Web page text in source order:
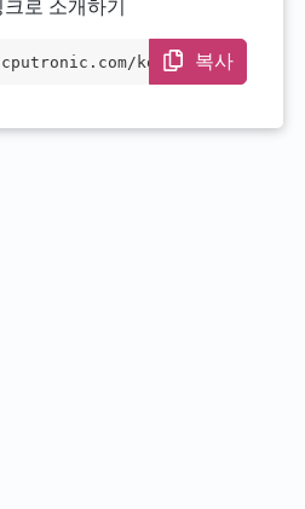
로 소개하기
ko/cpu/in
복사